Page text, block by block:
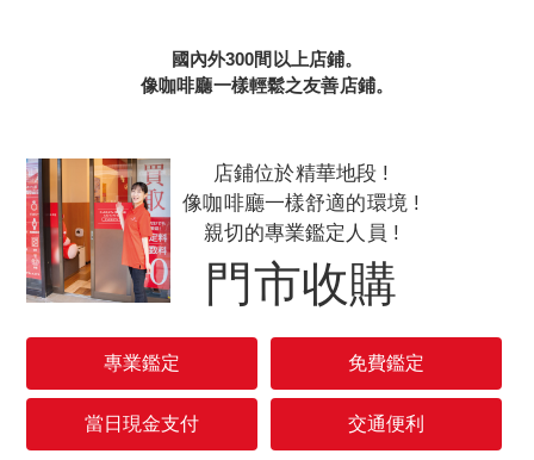
國內外300間以上店鋪。
像咖啡廳一樣輕鬆之友善店鋪。
店鋪位於精華地段 !
像咖啡廳一樣舒適的環境 !
親切的專業鑑定人員 !
門市收購
專業鑑定 免費鑑定
當日現金支付 交通便利